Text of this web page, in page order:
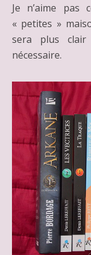
Je n’aime
« petites »
sera plus
nécessaire.